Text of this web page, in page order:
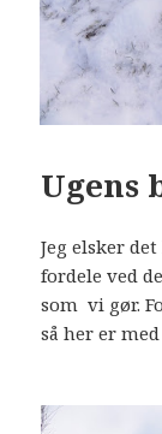
Ugens
Jeg elsker
fordele ved
som vi gør.
så her er